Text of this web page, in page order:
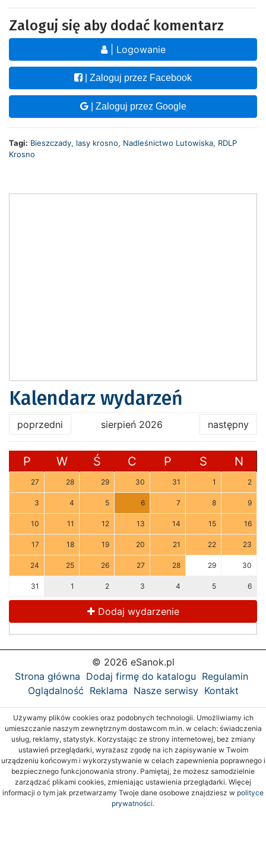
Zaloguj się aby dodać komentarz
| Logowanie
| Zaloguj przez Facebook
| Zaloguj przez Google
Tagi: Bieszczady, lasy krosno, Nadleśnictwo Lutowiska, RDLP
Krosno
Kalendarz wydarzeń
poprzedni sierpień 2026 następny
P W Ś C P S N
27 28 29 30 31 1 2
3 4 5 6 7 8 9
10 11 12 13 14 15 16
17 18 19 20 21 22 23
24 25 26 27 28 29 30
31 1 2 3 4 5 6
Dodaj wydarzenie
© 2026 eSanok.pl
Strona główna Dodaj firmę do katalogu Regulamin
Oglądalność Reklama Nasze serwisy Kontakt
Używamy plików cookies oraz podobnych technologii. Umożliwiamy ich
umieszczanie naszym zewnętrznym dostawcom m.in. w celach: świadczenia
usług, reklamy, statystyk. Korzystając ze strony internetowej, bez zmiany
ustawień przeglądarki, wyrażasz zgodę na ich zapisywanie w Twoim
urządzeniu końcowym i wykorzystywanie w celach zapewnienia poprawnego i
bezpiecznego funkcjonowania strony. Pamiętaj, że możesz samodzielnie
zarządzać plikami cookies, zmieniając ustawienia przeglądarki. Więcej
informacji o tym jak przetwarzamy Twoje dane osobowe znajdziesz w polityce
prywatności.